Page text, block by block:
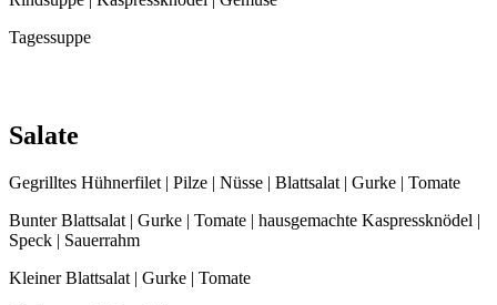
Tagessuppe
Salate
Gegrilltes Hühnerfilet | Pilze | Nüsse | Blattsalat | Gurke | Tomate
Bunter Blattsalat | Gurke | Tomate | hausgemachte Kaspressknödel |
Speck | Sauerrahm
Kleiner Blattsalat | Gurke | Tomate